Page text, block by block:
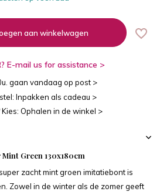
aan winkelwagen
E-mail us for assistance >
gaan vandaag op post >
Inpakken als cadeau >
Ophalen in de winkel >
Green 130x180cm
zacht mint groen imitatiebont is
Zowel in de winter als de zomer geeft